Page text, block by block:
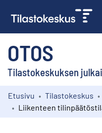
OTOS
Tilastokeskuksen
Kokoelmat
Etusivu Tilastokeskus